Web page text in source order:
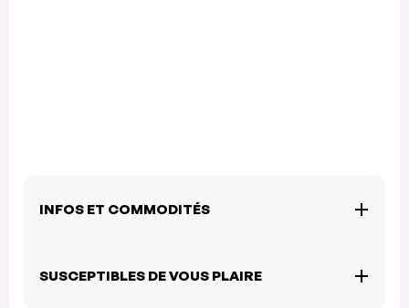
INFOS ET COMMODITÉS
SUSCEPTIBLES DE VOUS PLAIRE